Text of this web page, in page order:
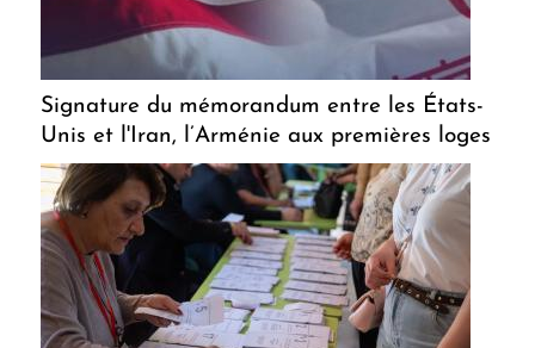
Signature du mémorandum entre les États-
Unis et l'Iran, l’Arménie aux premières loges